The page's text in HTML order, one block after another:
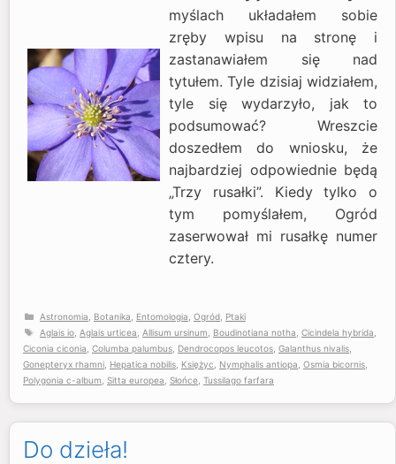
myślach układałem sobie
zręby wpisu na stronę i
zastanawiałem się nad
tytułem. Tyle dzisiaj widziałem,
tyle się wydarzyło, jak to
podsumować? Wreszcie
doszedłem do wniosku, że
najbardziej odpowiednie będą
„Trzy rusałki”. Kiedy tylko o
tym pomyślałem, Ogród
zaserwował mi rusałkę numer
cztery.
Kategorie
Astronomia Botanika Entomologia Ogród Ptaki
Tagi
Aglais io Aglais urticea Allisum ursinum Boudinotiana notha Cicindela hybrida
Ciconia ciconia Columba palumbus Dendrocopos leucotos Galanthus nivalis
Gonepteryx rhamni Hepatica nobilis Księżyc Nymphalis antiopa Osmia bicornis
Polygonia c-album Sitta europea Słońce Tussilago farfara
Do dzieła!